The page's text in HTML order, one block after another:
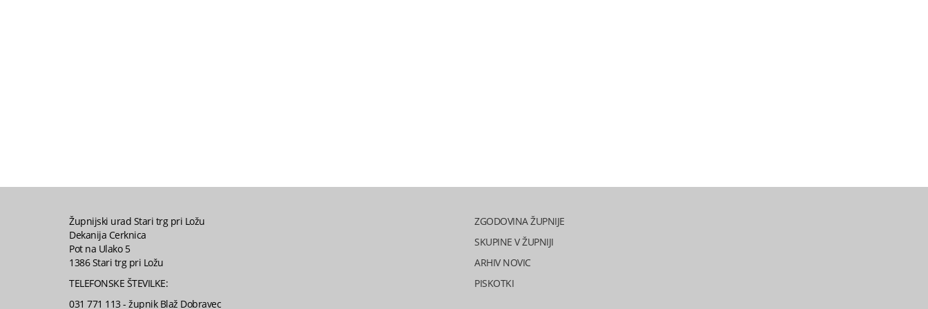
Župnijski urad Stari trg pri Ložu
Dekanija Cerknica
Pot na Ulako 5
1386 Stari trg pri Ložu
TELEFONSKE ŠTEVILKE:
031 771 113 - župnik Blaž Dobravec
ZGODOVINA ŽUPNIJE
SKUPINE V ŽUPNIJI
ARHIV NOVIC
PISKOTKI